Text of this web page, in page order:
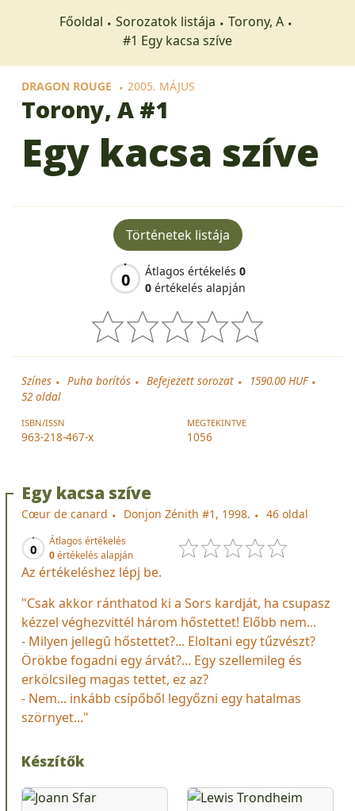
Főoldal Sorozatok listája
Torony, A
#1 Egy kacsa szíve
DRAGON ROUGE 2005. MÁJUS
Torony, A #1
Egy kacsa szíve
Történetek listája
0 Átlagos értékelés 0
0 értékelés alapján
Színes Puha borítós Befejezett sorozat
1590.00 HUF
52oldal
ISBN/ISSN
963-218-467-x
MEGTEKINTVE
1056
Egy kacsa szíve
Cœur de canard Donjon Zénith #1, 1998. 46 oldal
0
Átlagos értékelés
0értékelés alapján
Az értékeléshez lépj be.
"Csak akkor ránthatod ki a Sors kardját, ha csupasz
kézzel véghezvittél három hőstettet! Előbb nem...
- Milyen jellegû hőstettet?... Eloltani egy tűzvészt?
Örökbe fogadni egy árvát?... Egy szellemileg és
erkölcsileg magas tettet, ez az?
- Nem... inkább csípőből legyőzni egy hatalmas
szörnyet..."
Készítők